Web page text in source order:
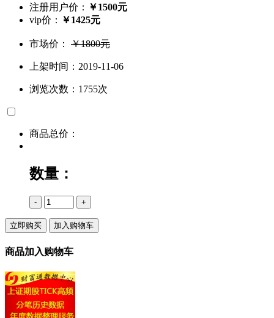
注册用户价： ￥1500元
vip价： ￥1425元
市场价： ￥1800元
上架时间：2019-11-06
浏览次数：1755次
商品总价：
数量：
- +
立即购买 加入购物车
商品加入购物车